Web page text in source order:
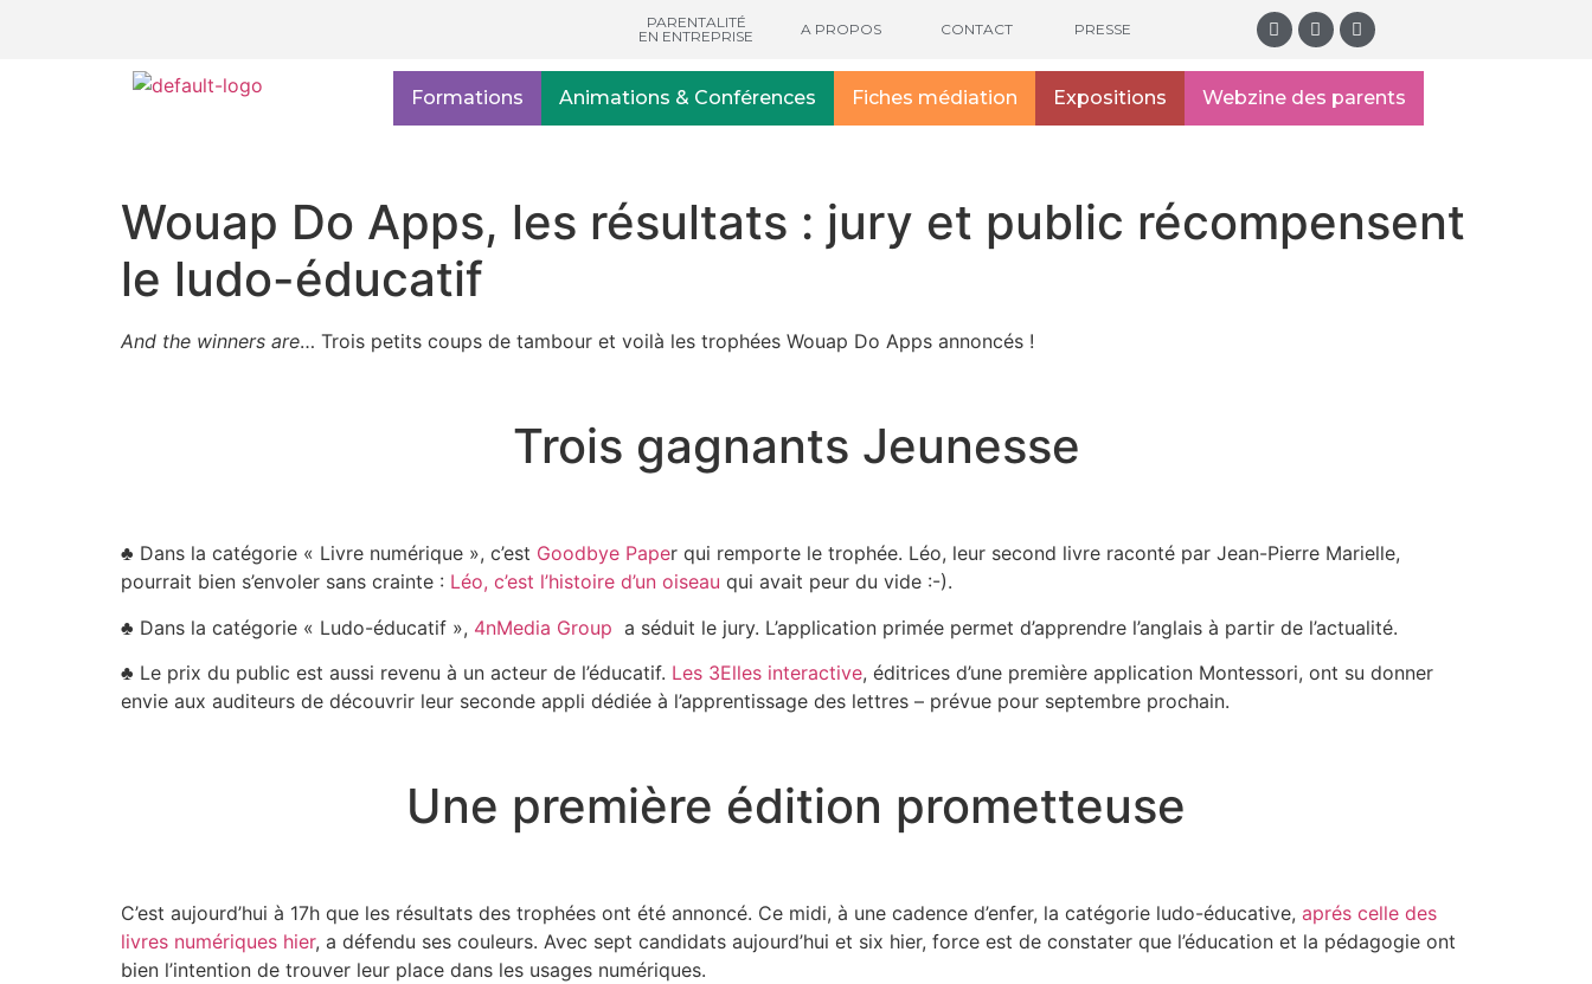
PARENTALITÉ
EN ENTREPRISE
A PROPOS CONTACT PRESSE
Formations Animations & Conférences Fiches médiation Expositions Webzine des parents
Wouap Do Apps, les résultats : jury et public récompensent
le ludo-éducatif
And the winners are… Trois petits coups de tambour et voilà les trophées Wouap Do Apps annoncés !
Trois gagnants Jeunesse
♣ Dans la catégorie « Livre numérique », c’est Goodbye Paper qui remporte le trophée. Léo, leur second livre raconté par Jean-Pierre Marielle,
pourrait bien s’envoler sans crainte : Léo, c’est l’histoire d’un oiseau qui avait peur du vide :-).
♣ Dans la catégorie « Ludo-éducatif », 4nMedia Group a séduit le jury. L’application primée permet d’apprendre l’anglais à partir de l’actualité.
♣ Le prix du public est aussi revenu à un acteur de l’éducatif. Les 3Elles interactive, éditrices d’une première application Montessori, ont su donner
envie aux auditeurs de découvrir leur seconde appli dédiée à l’apprentissage des lettres – prévue pour septembre prochain.
Une première édition prometteuse
C’est aujourd’hui à 17h que les résultats des trophées ont été annoncé. Ce midi, à une cadence d’enfer, la catégorie ludo-éducative, aprés celle des
livres numériques hier, a défendu ses couleurs. Avec sept candidats aujourd’hui et six hier, force est de constater que l’éducation et la pédagogie ont
bien l’intention de trouver leur place dans les usages numériques.